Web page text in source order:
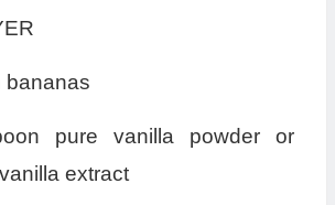
bananas
pure vanilla powder or
extract